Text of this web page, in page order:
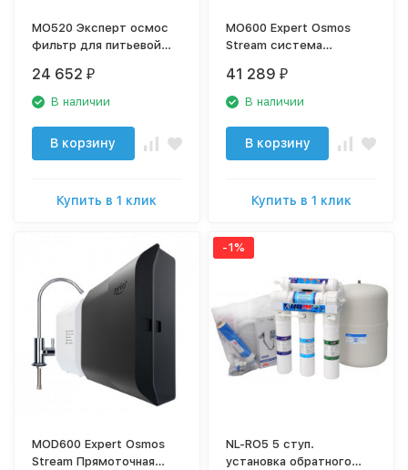
MO520 Эксперт осмос
фильтр для питьевой
МО520
24 652 ₽
В наличии
В корзину
Купить в 1 клик
MO600 Expert Osmos
Stream система
41 289 ₽
В наличии
В корзину
Купить в 1 клик
MOD600 Expert Osmos
Stream Прямоточная
-1%
NL-RO5 5 ступ.
установка обратного